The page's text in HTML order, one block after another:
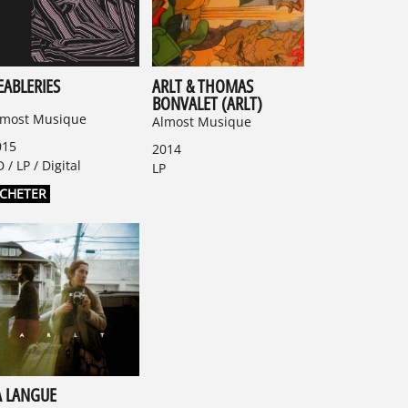
Musique
/ LP / Digital
ARLT & THOMAS
BONVALET (ARLT)
Almost Musique
2014
LP
LANGUE